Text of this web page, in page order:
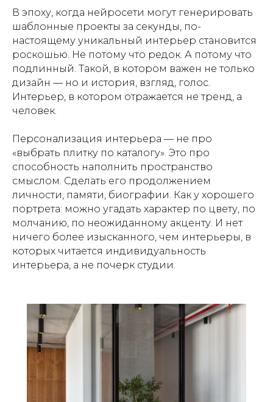
В эпоху, когда нейросети могут генерировать
шаблонные проекты за секунды, по-
настоящему уникальный интерьер становится
роскошью. Не потому что редок. А потому что
подлинный. Такой, в котором важен не только
дизайн — но и история, взгляд, голос.
Интерьер, в котором отражается не тренд, а
человек.
Персонализация интерьера — не про
«выбрать плитку по каталогу». Это про
способность наполнить пространство
смыслом. Сделать его продолжением
личности, памяти, биографии. Как у хорошего
портрета: можно угадать характер по цвету, по
молчанию, по неожиданному акценту. И нет
ничего более изысканного, чем интерьеры, в
которых читается индивидуальность
интерьера, а не почерк студии.